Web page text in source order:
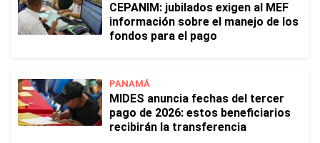
CEPANIM: jubilados exigen al MEF
información sobre el manejo de los
fondos para el pago
PANAMÁ
MIDES anuncia fechas del tercer
pago de 2026: estos beneficiarios
recibirán la transferencia